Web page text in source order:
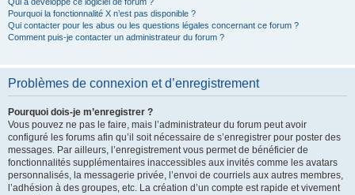
Pourquoi la fonctionnalité X n’est pas disponible ?
Qui contacter pour les abus ou les questions légales concernant ce forum ?
Comment puis-je contacter un administrateur du forum ?
Problèmes de connexion et d’enregistrement
Pourquoi dois-je m’enregistrer ?
Vous pouvez ne pas le faire, mais l’administrateur du forum peut avoir
configuré les forums afin qu’il soit nécessaire de s’enregistrer pour poster des
messages. Par ailleurs, l’enregistrement vous permet de bénéficier de
fonctionnalités supplémentaires inaccessibles aux invités comme les avatars
personnalisés, la messagerie privée, l’envoi de courriels aux autres membres,
l’adhésion à des groupes, etc. La création d’un compte est rapide et vivement